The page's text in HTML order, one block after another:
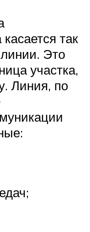
так
Это
участка,
Линия, по